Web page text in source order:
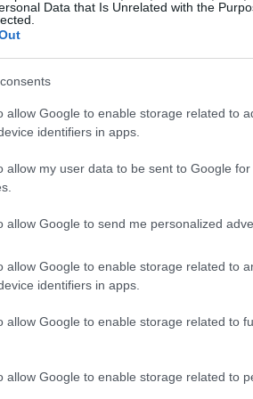
Data that Is Unrelated with the
allow Google to enable storage related to
identifiers in apps.
allow my user data to be sent to Google
allow Google to send me personalized
allow Google to enable storage related to
identifiers in apps.
allow Google to enable storage related to
allow Google to enable storage related to
chiavi e sfruttare stablecoin per
Come funziona il bonus
Una panoramica pratica sulle novità